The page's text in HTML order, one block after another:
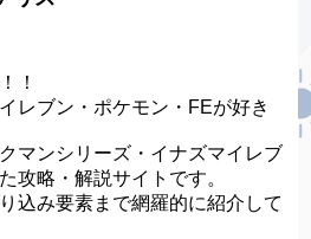
！
レブン・ポケモン・FEが好き
マンシリーズ・イナズマイレブ
攻略・解説サイトです。
込み要素まで網羅的に紹介して